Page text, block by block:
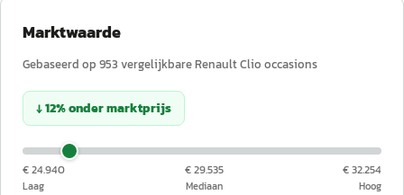
Marktwaarde
Gebaseerd op 953 vergelijkbareRenaultClio occasions
↓12%ondermarktprijs
€ 24.940
Laag
€ 29.535
Mediaan
€ 32.254
Hoog